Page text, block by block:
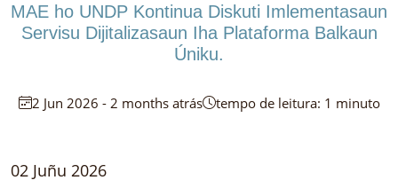
MAE ho UNDP Kontinua Diskuti Imlementasaun
Servisu Dijitalizasaun Iha Plataforma Balkaun
Úniku.
2 Jun 2026 - 2 months atrás tempo de leitura: 1 minuto
02 Juñu 2026